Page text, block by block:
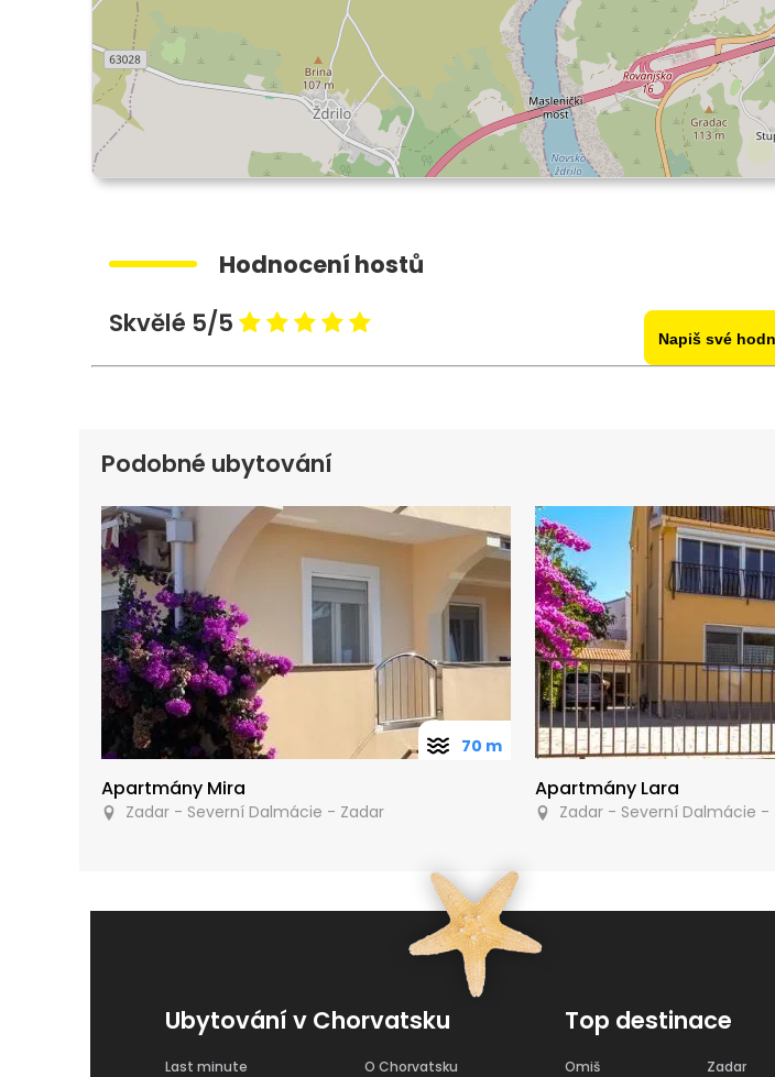
Hodnocení hostů
Skvělé 5/5
Napiš své
Podobné ubytování
Apartmány Mira
Zadar - Severní Dalmácie - Zadar
70 m
Apartmány Lara
Zadar - Severní Dalmácie -
Ubytování v Chorvatsku
Last minute O Chorvatsku
Top destinace
Omiš Zadar